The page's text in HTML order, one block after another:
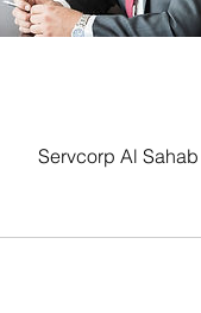
Servcorp Al